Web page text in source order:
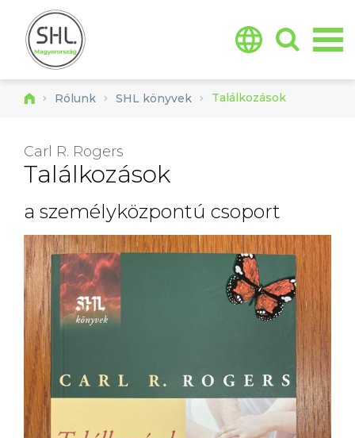
Rólunk SHL könyvek Találkozások
Carl R. Rogers
Találkozások
a személyközpontú csoport